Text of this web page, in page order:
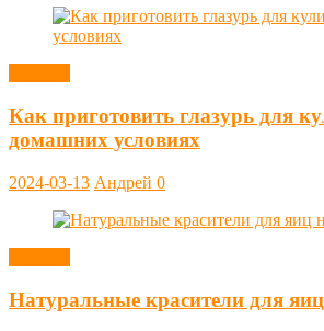
Как приготовить глазурь для
домашних условиях
2024-03-13 Андрей 0
Натуральные красители для